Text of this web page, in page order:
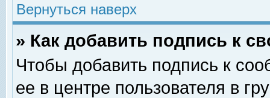
Вернуться наверх
» Как добавить подпись к
Чтобы добавить подпись к
ее в центре пользователя в